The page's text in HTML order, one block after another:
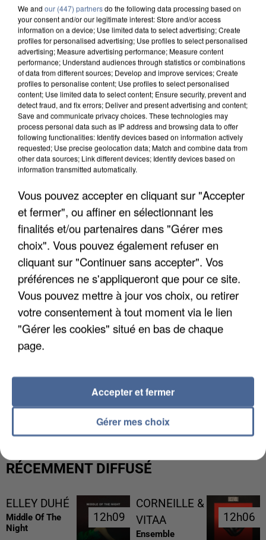
APRÈS TOUTES CES CANICULES, LES REFUGES
DE FAUNE SAUVAGE SONT...
L’UN DES FONDATEURS SUPPOSÉS DE LA DZ
MAFIA INTERPELLÉ EN ALGÉRIE
RÉCEMMENT DIFFUSÉ
ELLEY DUHÉ
Middle Of The
Night
12h09
12h09
CORNEILLE &
VITAA
Ensemble
12h06
12h06
We and our (447) partnersdo the following data processing based on
your consent and/or our legitimate interest: Store and/or access
information on a device; Use limited data to select advertising; Create
profiles for personalised advertising; Use profiles to select personalised
advertising; Measure advertising performance; Measure content
performance; Understand audiences through statistics or combinations
of data from different sources; Develop and improve services; Create
profiles to personalise content; Use profiles to select personalised
content; Use limited data to select content; Ensure security, prevent and
detect fraud, and fix errors; Deliver and present advertising and content;
Save and communicate privacy choices. These technologies may
process personal data such as IP address and browsing data to offer
following functionalities: Identify devices based on information actively
requested; Use precise geolocation data; Match and combine data from
other data sources; Link different devices; Identify devices based on
information transmitted automatically.
Vous pouvez accepter en cliquant sur "Accepter
et fermer", ou affiner en sélectionnant les
finalités et/ou partenaires dans "Gérer mes
choix". Vous pouvez également refuser en
cliquant sur "Continuer sans accepter". Vos
préférences ne s'appliqueront que pour ce site.
Vous pouvez mettre à jour vos choix, ou retirer
votre consentement à tout moment via le lien
"Gérer les cookies" situé en bas de chaque
page.
Gérer mes choix
Accepter et fermer